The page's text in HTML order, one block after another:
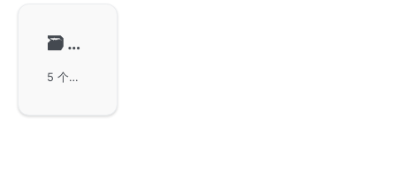
🗃️ NoSQL Redis
5 个项目